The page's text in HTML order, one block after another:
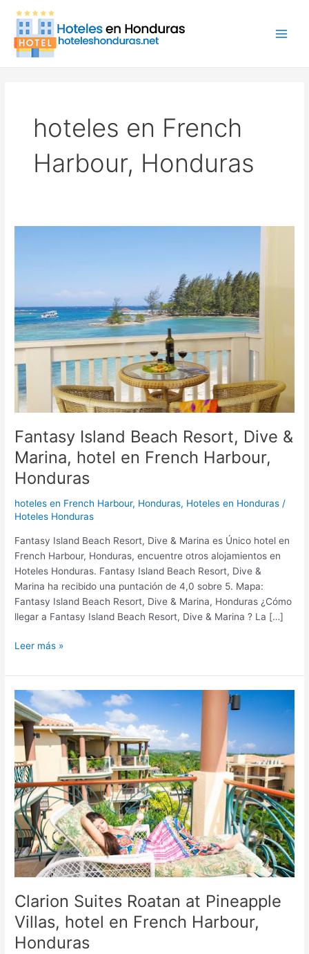
contenido
hoteles en French
Harbour, Honduras
Fantasy Island Beach Resort, Dive &
Marina, hotel en French Harbour,
Honduras
hoteles en French Harbour, Honduras, Hoteles en Honduras /
Hoteles Honduras
Fantasy Island Beach Resort, Dive & Marina es Único hotel en
French Harbour, Honduras, encuentre otros alojamientos en
Hoteles Honduras. Fantasy Island Beach Resort, Dive &
Marina ha recibido una puntación de 4,0 sobre 5. Mapa:
Fantasy Island Beach Resort, Dive & Marina, Honduras ¿Cómo
llegar a Fantasy Island Beach Resort, Dive & Marina ? La […]
&
Marina,
hotel
en
French
Harbour,
Honduras
Leer más »
Clarion Suites Roatan at Pineapple
Villas, hotel en French Harbour,
Honduras
Clarion
Suites
Roatan
at
Pineapple
Villas,
hotel
en
French
Harbour,
Honduras